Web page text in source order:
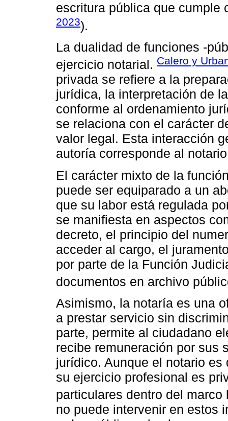
escritura pública que cumple
2023).
La dualidad de funciones -
ejercicio notarial. Calero y
privada se refiere a la
jurídica, la interpretación de
conforme al ordenamiento
se relaciona con el carácter
valor legal. Esta interacción
autoría corresponde al
El carácter mixto de la
puede ser equiparado a un
que su labor está regulada
se manifiesta en aspectos
decreto, el principio del
acceder al cargo, el
por parte de la Función
documentos en archivo
Asimismo, la notaría es una
a prestar servicio sin
parte, permite al ciudadano
recibe remuneración por sus
jurídico. Aunque el notario
su ejercicio profesional es
particulares dentro del
no puede intervenir en estos